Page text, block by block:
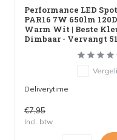
Performance LED
PAR16 7W 650lm
Warm Wit | Beste
Dimbaar - Vervangt
Deliverytime
€7,95
Incl. btw